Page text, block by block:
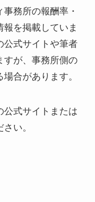
務所の報酬率・
を掲載していま
公式サイトや筆者
すが、事務所側の
合があります。
公式サイトまたは
い。